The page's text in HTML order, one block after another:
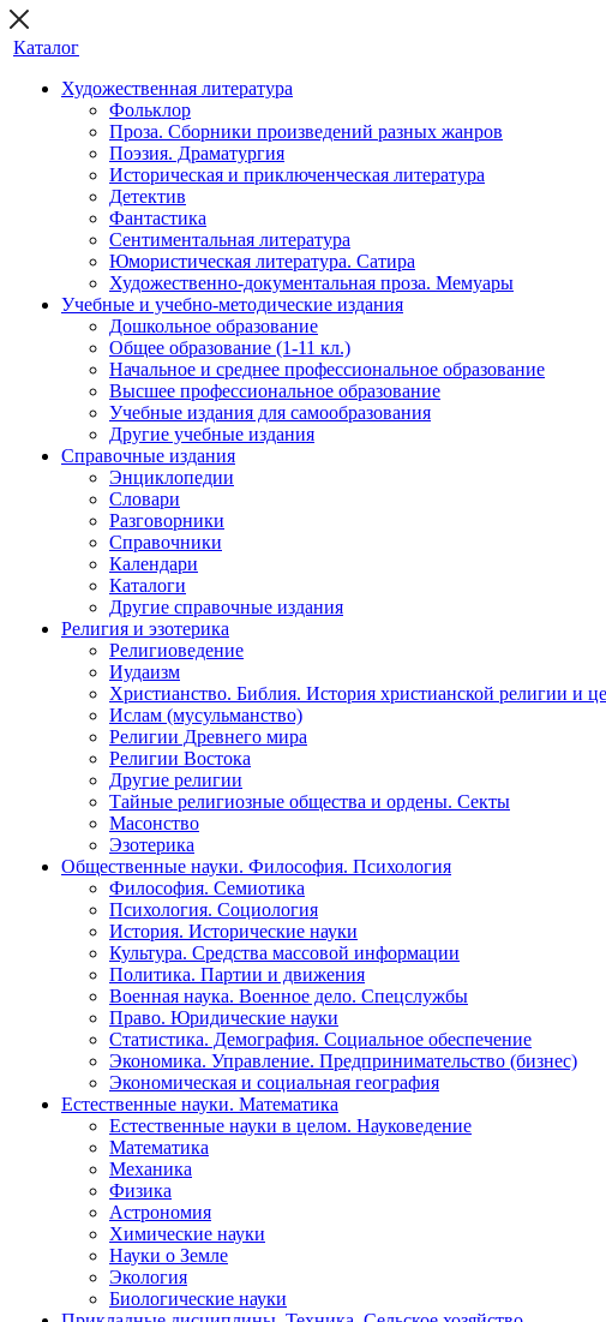
Каталог
Художественная литература
Фольклор
Проза. Сборники произведений разных жанров
Поэзия. Драматургия
Историческая и приключенческая литература
Детектив
Фантастика
Сентиментальная литература
Юмористическая литература. Сатира
Художественно-документальная проза. Мемуары
Учебные и учебно-методические издания
Дошкольное образование
Общее образование (1-11 кл.)
Начальное и среднее профессиональное образование
Высшее профессиональное образование
Учебные издания для самообразования
Другие учебные издания
Справочные издания
Энциклопедии
Словари
Разговорники
Справочники
Календари
Каталоги
Другие справочные издания
Религия и эзотерика
Религиоведение
Иудаизм
Христианство. Библия. История христианской религии и
Ислам (мусульманство)
Религии Древнего мира
Религии Востока
Другие религии
Тайные религиозные общества и ордены. Секты
Масонство
Эзотерика
Общественные науки. Философия. Психология
Философия. Семиотика
Психология. Социология
История. Исторические науки
Культура. Средства массовой информации
Политика. Партии и движения
Военная наука. Военное дело. Спецслужбы
Право. Юридические науки
Статистика. Демография. Социальное обеспечение
Экономика. Управление. Предпринимательство (бизнес)
Экономическая и социальная география
Естественные науки. Математика
Естественные науки в целом. Науковедение
Математика
Механика
Физика
Астрономия
Химические науки
Науки о Земле
Экология
Биологические науки